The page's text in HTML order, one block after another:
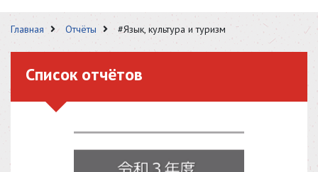
Главная Отчёты #Язык, культура и туризм
Список отчётов